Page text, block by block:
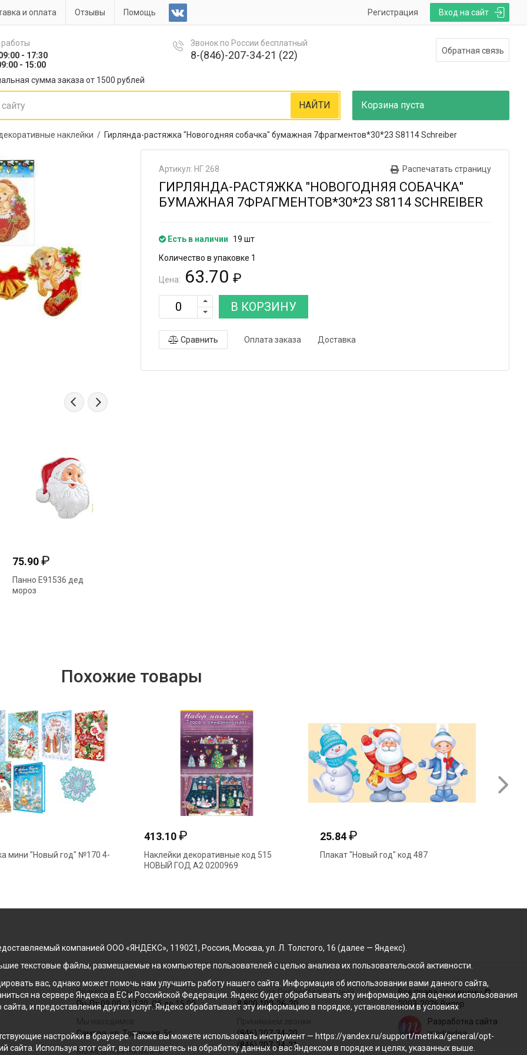
Вход на сайт
Регистрация
и оплата Отзывы Помощь
- 17:30
- 15:00
сумма заказа от 1500 рублей
Звонок по России бесплатный
8-(846)-207-34-21 (22) Обратная связь
Корзина пуста
НАЙТИ
наклейки / Гирлянда-растяжка "Новогодняя собачка" бумажная 7фрагментов*30*23 S8114 Schreiber
Распечатать страницу
Артикул: НГ 268
ГИРЛЯНДА-РАСТЯЖКА "НОВОГОДНЯЯ СОБАЧКА"
БУМАЖНАЯ 7ФРАГМЕНТОВ*30*23 S8114 SCHREIBER
Есть в наличии
19 шт
Количество в упаковке 1
Цена: 63.70 ₽
В КОРЗИНУ
Сравнить Оплата заказа Доставка
дед
Сувенир "Магнит
Похожие товары
"Новый год" код 487
60.11
Набор декоративных наклеек
НОВЫЙ ГОД код 970
9.34
Открытка мини "Новый год" №170 4-
Время работы
Пн-Пт 09:00 - 17:30, Сб до 15:00
Самара, ул. Товарная, 5г
Можете нам написать
Звонок по России бесплатный
8 800 100-26-20
(846) 207-34-20
(846) 207-34-21
Все права защищены ©
2003-2026 Вилор
Разработка сайта
mediaidea
компанией ООО «ЯНДЕКС», 119021, Россия, Москва, ул. Л. Толстого, 16 (далее — Яндекс).
текстовые файлы, размещаемые на компьютере пользователей с целью анализа их пользовательской активности.
вас, однако может помочь нам улучшить работу нашего сайта. Информация об использовании вами данного сайта,
на сервере Яндекса в ЕС и Российской Федерации. Яндекс будет обрабатывать эту информацию для оценки использования
и предоставления других услуг. Яндекс обрабатывает эту информацию в порядке, установленном в условиях
настройки в браузере. Также вы можете использовать инструмент — https://yandex.ru/support/metrika/general/opt-
Используя этот сайт, вы соглашаетесь на обработку данных о вас Яндексом в порядке и целях, указанных выше.